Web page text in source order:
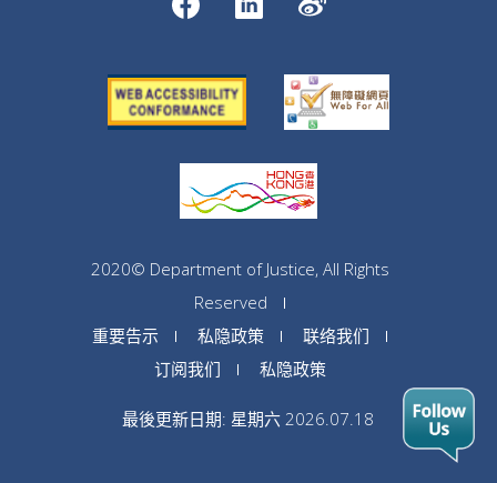
2020© Department of Justice, All Rights
Reserved
重要告示
私隐政策
联络我们
订阅我们
私隐政策
最後更新日期: 星期六 2026.07.18